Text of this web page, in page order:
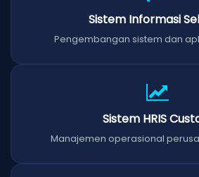
Sistem Informasi
Pengembangan sistem dan
Sistem HRIS
Manajemen operasional